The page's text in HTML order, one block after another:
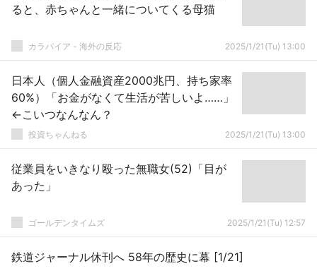
ると、赤ちゃんと一緒についてくる母猫
カラパイア - 海外の反応 2025/1/21(Tu) 13:00
日本人（個人金融資産2000兆円、持ち家率
60%）「お金がなくて生活が苦しいよ……」
←こいつなんなん？
投資ちゃんねる 2025/1/21(Tu) 13:00
従業員をいきなり殴った無職女(52)「目が
あった」
ゴールデンタイムズ 2025/1/21(Tu) 12:57
鉄道ジャーナル休刊へ 58年の歴史に幕 [1/21]